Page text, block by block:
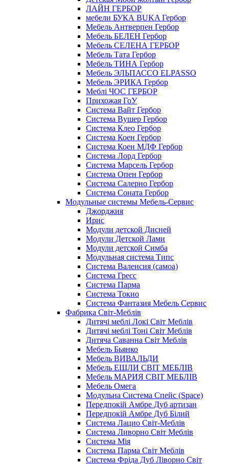
ЛАЙН ГЕРБОР
мебели БУКА BUKA Гербор
Мебель Антверпен Гербор
Мебель БЕЛЕН Гербор
Мебель СЕЛЕНА ГЕРБОР
Мебель Тата Гербор
Мебель ТИНА Гербор
Мебель ЭЛЬПАССО ELPASSO
Мебель ЭРИКА Гербор
Меблі ЧОС ГЕРБОР
Прихожая ГоУ
Система Вайт Гербор
Система Вушер Гербор
Система Клео Гербор
Система Коен Гербор
Система Коен МДФ Гербор
Система Лорд Гербор
Система Марсель Гербор
Система Опен Гербор
Система Салерно Гербор
Система Соната Гербор
Модульные системы Мебель-Сервис
Джорджия
Ирис
Модули детской Дисней
Модули Детской Лами
Модули детской Симба
Модульная система Типс
Система Валенсия (самоа)
Система Гресс
Система Парма
Система Токио
Система Фантазия Мебель Сервис
Фабрика Світ-Меблів
Дитячі меблі Локі Світ Меблів
Дитячі меблі Тоні Світ Меблів
Дитяча Саванна Світ Меблів
Мебель Бьянко
Мебель ВИВАЛЬДИ
Мебель ЕШЛИ СВІТ МЕБЛІВ
Мебель МАРИЯ СВІТ МЕБЛІВ
Мебель Омега
Модульна Cистема Спейс (Space)
Передпокій Амбре Дуб артизан
Передпокій Амбре Дуб Білий
Система Лацио Світ-Меблів
Система Ливорно Світ Меблів
Система Мія
Система Парма Свiт Меблiв
Система Фріда Дуб Ліворно Світ